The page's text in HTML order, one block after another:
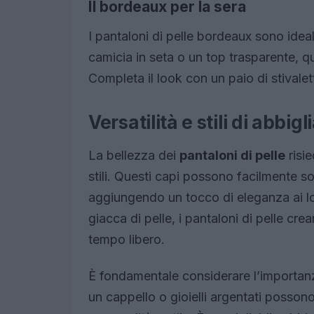
Il bordeaux per la sera
I pantaloni di pelle bordeaux sono
camicia in seta o un top trasparente,
Completa il look con un paio di
Versatilità e stili di
La bellezza dei pantaloni di pelle
stili. Questi capi possono facilmente
aggiungendo un tocco di eleganza ai
giacca di pelle, i pantaloni di pelle
tempo libero.
È fondamentale considerare
un cappello o gioielli argentati